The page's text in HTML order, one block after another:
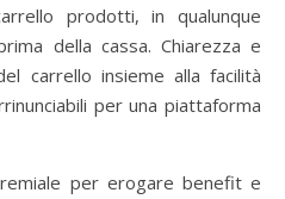
prodotti, in qualunque
della cassa. Chiarezza e
carrello insieme alla facilità
per una piattaforma
per erogare benefit e